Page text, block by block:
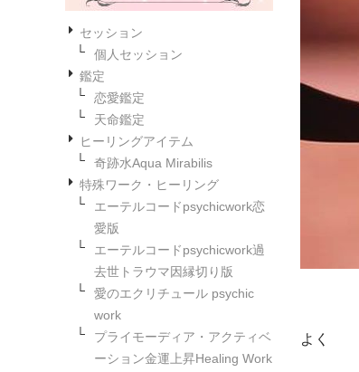
よく
セッション
個人セッション
鑑定
恋愛鑑定
天命鑑定
ヒーリングアイテム
奇跡水Aqua Mirabilis
特殊ワーク・ヒーリング
エーテルコードpsychicwork恋
愛版
エーテルコードpsychicwork過
去世トラウマ因縁切り版
愛のエクリチュール psychic
work
プライモーディア・アクティベ
ーション金運上昇Healing Work